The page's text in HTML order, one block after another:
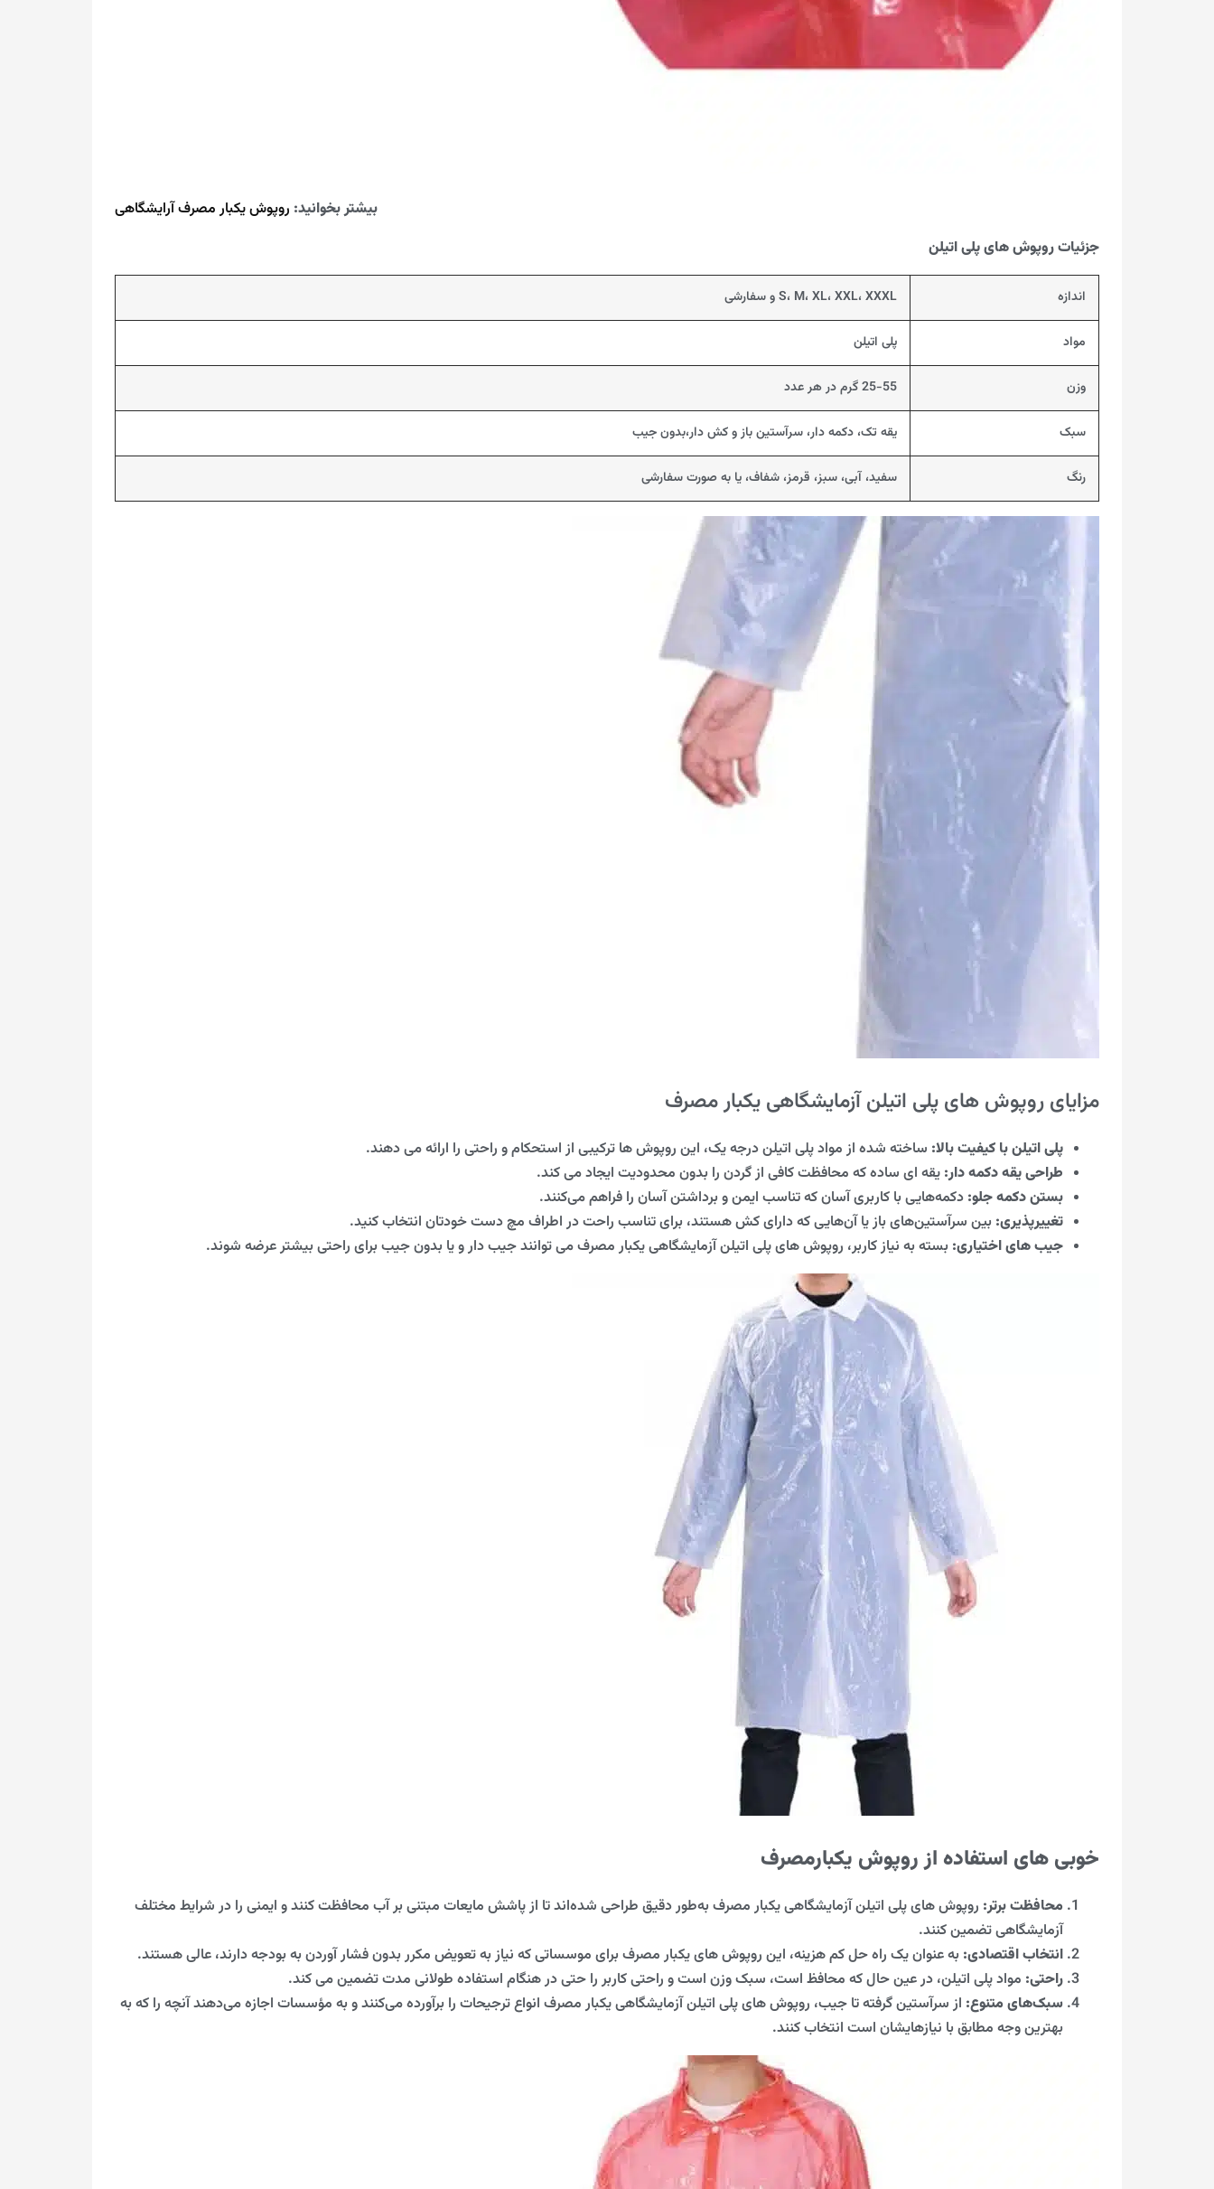
بیشتر بخوانید: روپوش یکبار مصرف آرایشگاهی
جزئیات روپوش های پلی اتیلن
اندازه S، M، XL، XXL، XXXL و سفارشی
مواد پلی اتیلن
وزن 25-55 گرم در هر عدد
سبک یقه تک، دکمه دار، سرآستین باز و کش دار،بدون جیب
رنگ سفید، آبی، سبز، قرمز، شفاف، یا به صورت سفارشی
مزایای روپوش های پلی اتیلن آزمایشگاهی یکبار مصرف
پلی اتیلن با کیفیت بالا: ساخته شده از مواد پلی اتیلن درجه یک، این روپوش ها ترکیبی از استحکام و راحتی را ارائه می دهند.
طراحی یقه دکمه دار: یقه ای ساده که محافظت کافی از گردن را بدون محدودیت ایجاد می کند.
بستن دکمه جلو: دکمه‌هایی با کاربری آسان که تناسب ایمن و برداشتن آسان را فراهم می‌کنند.
تغییرپذیری: بین سرآستین‌های باز یا آن‌هایی که دارای کش هستند، برای تناسب راحت در اطراف مچ دست خودتان انتخاب کنید.
جیب های اختیاری: بسته به نیاز کاربر، روپوش های پلی اتیلن آزمایشگاهی یکبار مصرف می توانند جیب دار و یا بدون جیب برای راحتی بیشتر عرضه شوند.
خوبی های استفاده از روپوش یکبارمصرف
محافظت برتر: روپوش های پلی اتیلن آزمایشگاهی یکبار مصرف به‌طور دقیق طراحی شده‌اند تا از پاشش مایعات مبتنی بر آب محافظت کنند و ایمنی را در شرایط مختلف
آزمایشگاهی تضمین کنند.
انتخاب اقتصادی: به عنوان یک راه حل کم هزینه، این روپوش های یکبار مصرف برای موسساتی که نیاز به تعویض مکرر بدون فشار آوردن به بودجه دارند، عالی هستند.
راحتی: مواد پلی اتیلن، در عین حال که محافظ است، سبک وزن است و راحتی کاربر را حتی در هنگام استفاده طولانی مدت تضمین می کند.
سبک‌های متنوع: از سرآستین گرفته تا جیب، روپوش های پلی اتیلن آزمایشگاهی یکبار مصرف انواع ترجیحات را برآورده می‌کنند و به مؤسسات اجازه می‌دهند آنچه را که به
بهترین وجه مطابق با نیازهایشان است انتخاب کنند.